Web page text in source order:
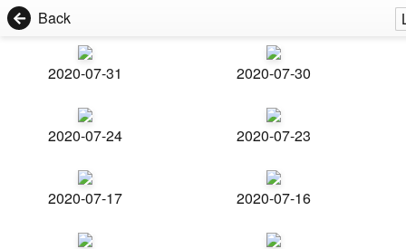
Back
2020-07-31 2020-07-30
2020-07-24 2020-07-23
2020-07-17 2020-07-16